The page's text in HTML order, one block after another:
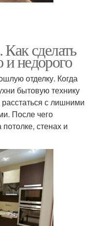
сделать
недорого
отделку. Когда
бытовую технику
с лишними
После чего
потолке, стенах и